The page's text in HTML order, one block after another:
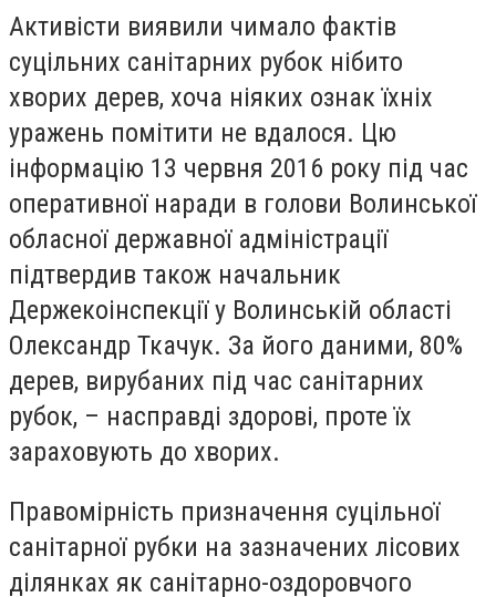
Активісти виявили чимало фактів
суцільних санітарних рубок нібито
хворих дерев, хоча ніяких ознак їхніх
уражень помітити не вдалося. Цю
інформацію 13 червня 2016 року під час
оперативної наради в голови Волинської
обласної державної адміністрації
підтвердив також начальник
Держекоінспекції у Волинській області
Олександр Ткачук. За його даними, 80%
дерев, вирубаних під час санітарних
рубок, – насправді здорові, проте їх
зараховують до хворих.
Правомірність призначення суцільної
санітарної рубки на зазначених лісових
ділянках як санітарно-оздоровчого